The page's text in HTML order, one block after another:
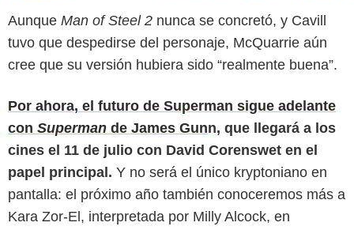
Aunque Man of Steel 2 nunca se concretó, y Cavill
tuvo que despedirse del personaje, McQuarrie aún
cree que su versión hubiera sido “realmente buena”.
Por ahora, el futuro de Superman sigue adelante
con Superman de James Gunn, que llegará a los
cines el 11 de julio con David Corenswet en el
papel principal. Y no será el único kryptoniano en
pantalla: el próximo año también conoceremos más a
Kara Zor-El, interpretada por Milly Alcock, en